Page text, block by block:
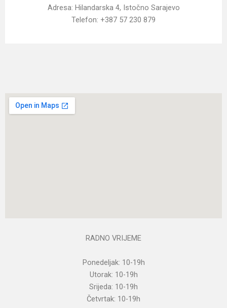
Adresa: Hilandarska 4, Istočno Sarajevo
Telefon: +387 57 230 879
RADNO VRIJEME
Ponedeljak: 10-19h
Utorak: 10-19h
Srijeda: 10-19h
Četvrtak: 10-19h